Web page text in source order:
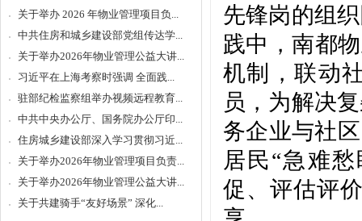
关于举办 2026 年物业管理项目负...
中共住房和城乡建设部党组传达学...
关于举办2026年物业管理公益大讲...
习近平在上海考察时强调 全面践...
驻部纪检监察组举办视频远程教育...
中共中央办公厅、国务院办公厅印...
住房城乡建设部深入学习贯彻习近...
关于举办2026年物业管理项目负责...
关于举办2026年物业管理公益大讲...
关于共建骑手“友好场景” 深化...
先锋岗的组
践中，南都
机制，联动
员，为解决
务企业与社
居民“急难
促、评估评